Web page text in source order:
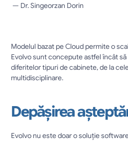
— Dr. Singeorzan Dorin
Modelul bazat pe Cloud permite o
Evolvo sunt concepute astfel încât
diferitelor tipuri de cabinete, de la
multidisciplinare.
Depășirea
Evolvo nu este doar o soluție